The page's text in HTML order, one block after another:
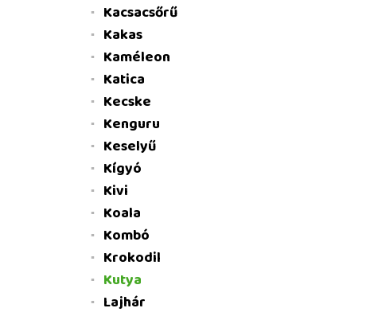
Kacsacsőrű
Kakas
Kaméleon
Katica
Kecske
Kenguru
Keselyű
Kígyó
Kivi
Koala
Kombó
Krokodil
Kutya
Lajhár